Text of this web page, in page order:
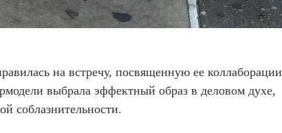
на встречу, посвященную ее коллаборации
выбрала эффектный образ в деловом духе,
соблазнительности.